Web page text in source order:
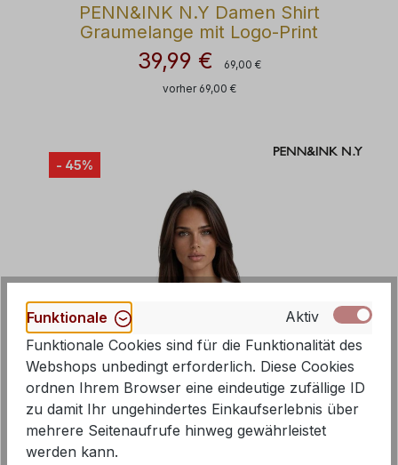
PENN&INK N.Y Damen Shirt
Graumelange mit Logo-Print
Verkaufspreis:
39,99 € Regulärer Preis:
69,00 €
vorher 69,00 €
- 45%
Funktionale
Aktiv
Funktionale Cookies sind für die Funktionalität des
Webshops unbedingt erforderlich. Diese Cookies
ordnen Ihrem Browser eine eindeutige zufällige ID
zu damit Ihr ungehindertes Einkaufserlebnis über
mehrere Seitenaufrufe hinweg gewährleistet
werden kann.